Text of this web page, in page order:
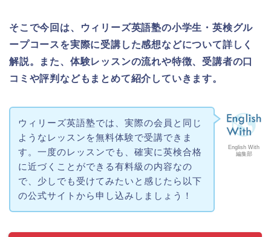
そこで今回は、ウィリーズ英語塾の小学生・英検グル
ープコースを実際に受講した感想などについて詳しく
解説。また、体験レッスンの流れや特徴、受講者の口
コミや評判などもまとめて紹介していきます。
English With
編集部
ウィリーズ英語塾では、実際の会員と同じ
ようなレッスンを無料体験で受講できま
す。一度のレッスンでも、確実に英検合格
に近づくことができる有料級の内容なの
で、少しでも受けてみたいと感じたら以下
の公式サイトから申し込みしましょう！